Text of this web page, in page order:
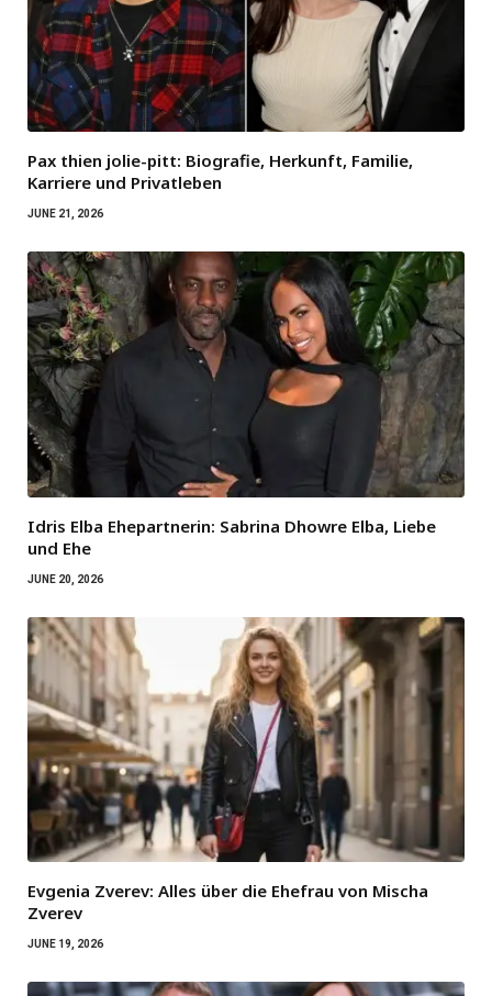
Pax thien jolie-pitt: Biografie, Herkunft, Familie,
Karriere und Privatleben
JUNE 21, 2026
Idris Elba Ehepartnerin: Sabrina Dhowre Elba, Liebe
und Ehe
JUNE 20, 2026
Evgenia Zverev: Alles über die Ehefrau von Mischa
Zverev
JUNE 19, 2026